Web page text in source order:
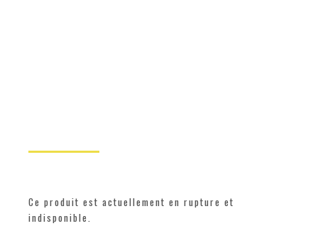
Ce produit est actuellement en rupture et
indisponible.